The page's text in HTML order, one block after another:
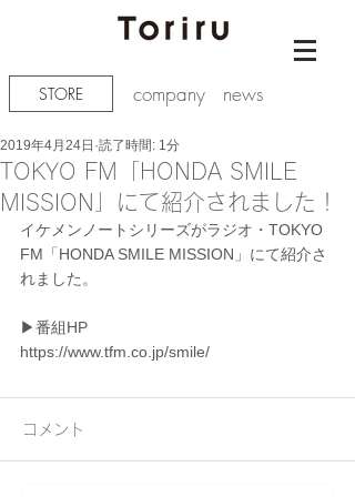
STORE company news
TOKYO FM「HONDA SMILE
MISSION」にて紹介されました！
2019年4月24日 読了時間: 1分
イケメンノートシリーズがラジオ・TOKYO
FM「HONDA SMILE MISSION」にて紹介さ
れました。
▶︎番組HP
https://www.tfm.co.jp/smile/
コメント